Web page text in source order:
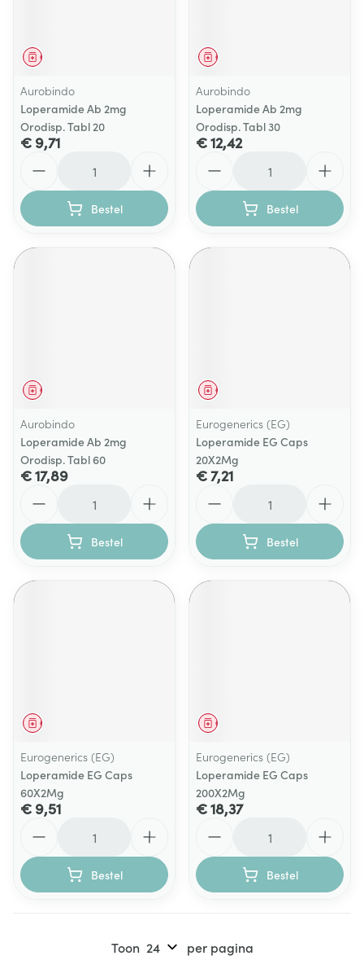
Geneesmiddel
Aurobindo
Loperamide Ab 2mg
Orodisp. Tabl 20
€ 9,71
Bestel
Geneesmiddel
Aurobindo
Loperamide Ab 2mg
Orodisp. Tabl 30
€ 12,42
Bestel
Geneesmiddel
Aurobindo
Loperamide Ab 2mg
Orodisp. Tabl 60
€ 17,89
Bestel
Geneesmiddel
Eurogenerics (EG)
Loperamide EG Caps
20X2Mg
€ 7,21
Bestel
Geneesmiddel
Eurogenerics (EG)
Loperamide EG Caps
60X2Mg
€ 9,51
Bestel
Geneesmiddel
Eurogenerics (EG)
Loperamide EG Caps
200X2Mg
€ 18,37
Bestel
Toon per pagina